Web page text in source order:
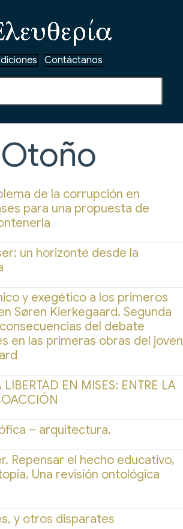
Contáctanos
Otoño
de la corrupción en
para una propuesta de
un horizonte desde la
y exegético a los primeros
Søren Kierkegaard. Segunda
del debate
en las primeras obras del joven
EN MISES: ENTRE LA
– arquitectura.
Repensar el hecho educativo,
Una revisión ontológica
y otros disparates